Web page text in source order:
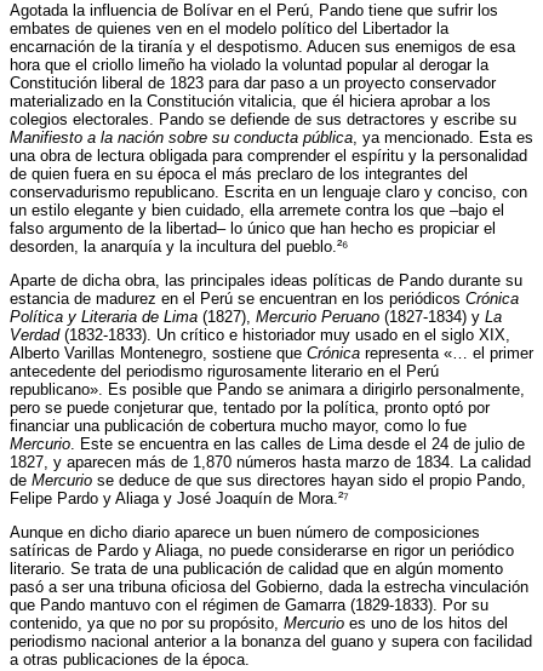
Agotada la influencia de Bolívar en el Perú, Pando tiene que sufrir los
embates de quienes ven en el modelo político del Libertador la
encarnación de la tiranía y el despotismo. Aducen sus enemigos de esa
hora que el criollo limeño ha violado la voluntad popular al derogar la
Constitución liberal de 1823 para dar paso a un proyecto conservador
materializado en la Constitución vitalicia, que él hiciera aprobar a los
colegios electorales. Pando se defiende de sus detractores y escribe su
Manifiesto a la nación sobre su conducta pública, ya mencionado. Esta es
una obra de lectura obligada para comprender el espíritu y la personalidad
de quien fuera en su época el más preclaro de los integrantes del
conservadurismo republicano. Escrita en un lenguaje claro y conciso, con
un estilo elegante y bien cuidado, ella arremete contra los que –bajo el
falso argumento de la libertad– lo único que han hecho es propiciar el
desorden, la anarquía y la incultura del pueblo.²⁶
Aparte de dicha obra, las principales ideas políticas de Pando durante su
estancia de madurez en el Perú se encuentran en los periódicos Crónica
Política y Literaria de Lima (1827), Mercurio Peruano (1827-1834) y La
Verdad(1832-1833). Un crítico e historiador muy usado en el siglo XIX,
Alberto Varillas Montenegro, sostiene que Crónica representa «… el primer
antecedente del periodismo rigurosamente literario en el Perú
republicano». Es posible que Pando se animara a dirigirlo personalmente,
pero se puede conjeturar que, tentado por la política, pronto optó por
financiar una publicación de cobertura mucho mayor, como lo fue
Mercurio. Este se encuentra en las calles de Lima desde el 24 de julio de
1827, y aparecen más de 1,870 números hasta marzo de 1834. La calidad
de Mercurio se deduce de que sus directores hayan sido el propio Pando,
Felipe Pardo y Aliaga y José Joaquín de Mora.²⁷
Aunque en dicho diario aparece un buen número de composiciones
satíricas de Pardo y Aliaga, no puede considerarse en rigor un periódico
literario. Se trata de una publicación de calidad que en algún momento
pasó a ser una tribuna oficiosa del Gobierno, dada la estrecha vinculación
que Pando mantuvo con el régimen de Gamarra (1829-1833). Por su
contenido, ya que no por su propósito, Mercurio es uno de los hitos del
periodismo nacional anterior a la bonanza del guano y supera con facilidad
a otras publicaciones de la época.